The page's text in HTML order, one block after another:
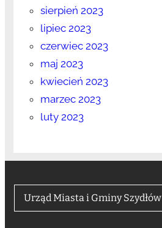
sierpień 2023
lipiec 2023
czerwiec 2023
maj 2023
kwiecień 2023
marzec 2023
luty 2023
Urząd Miasta i Gminy Szydłów